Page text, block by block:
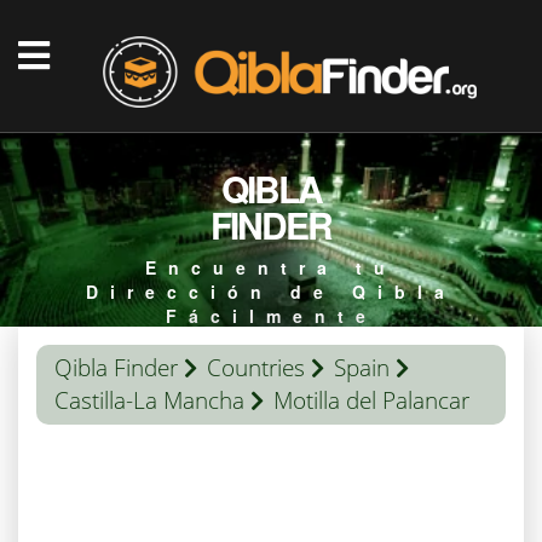
QIBLA
FINDER
Encuentra tu
Dirección de Qibla
Fácilmente
Qibla Finder Countries
Spain
Castilla-La Mancha
Motilla del Palancar